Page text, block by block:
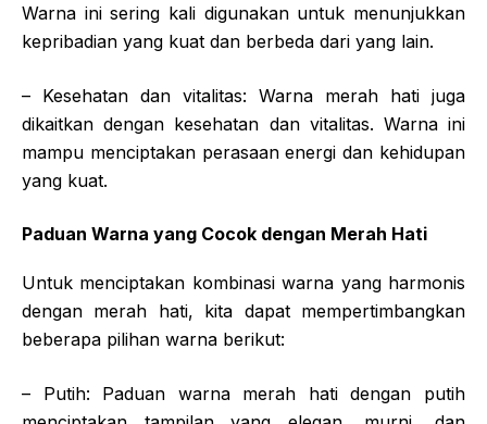
Warna ini sering kali digunakan untuk menunjukkan
kepribadian yang kuat dan berbeda dari yang lain.
– Kesehatan dan vitalitas: Warna merah hati juga
dikaitkan dengan kesehatan dan vitalitas. Warna ini
mampu menciptakan perasaan energi dan kehidupan
yang kuat.
Paduan Warna yang Cocok dengan Merah Hati
Untuk menciptakan kombinasi warna yang harmonis
dengan merah hati, kita dapat mempertimbangkan
beberapa pilihan warna berikut:
– Putih: Paduan warna merah hati dengan putih